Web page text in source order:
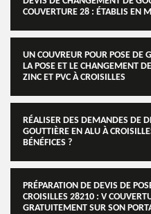
COUVERTURE 28 : ÉTABLIS EN
UN COUVREUR POUR POSE DE
LA POSE ET LE CHANGEMENT
ZINC ET PVC À CROISILLES
RÉALISER DES DEMANDES DE
GOUTTIÈRE EN ALU À
BÉNÉFICES ?
PRÉPARATION DE DEVIS DE
CROISILLES 28210 : V
GRATUITEMENT SUR SON